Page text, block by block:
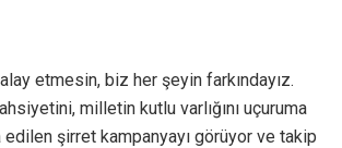
etmesin, biz her şeyin farkındayız.
milletin kutlu varlığını uçuruma
şirret kampanyayı görüyor ve takip